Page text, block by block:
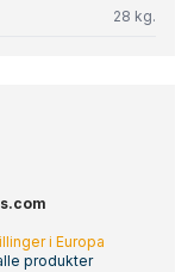
28 kg.
i Europa
produkter